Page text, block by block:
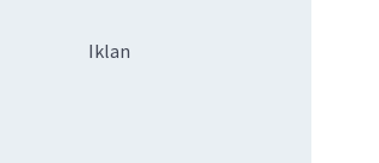
Iklan